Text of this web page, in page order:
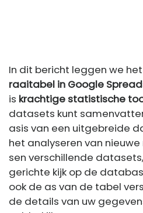
In dit bericht leggen we
raaitabel in Google
is krachtige statistische
datasets kunt
asis van een uitgebreide
het analyseren van
sen verschillende
gerichte kijk op de
ook de as van de tabel
de details van uw